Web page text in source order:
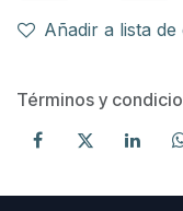
Añadir a lista de
Términos y